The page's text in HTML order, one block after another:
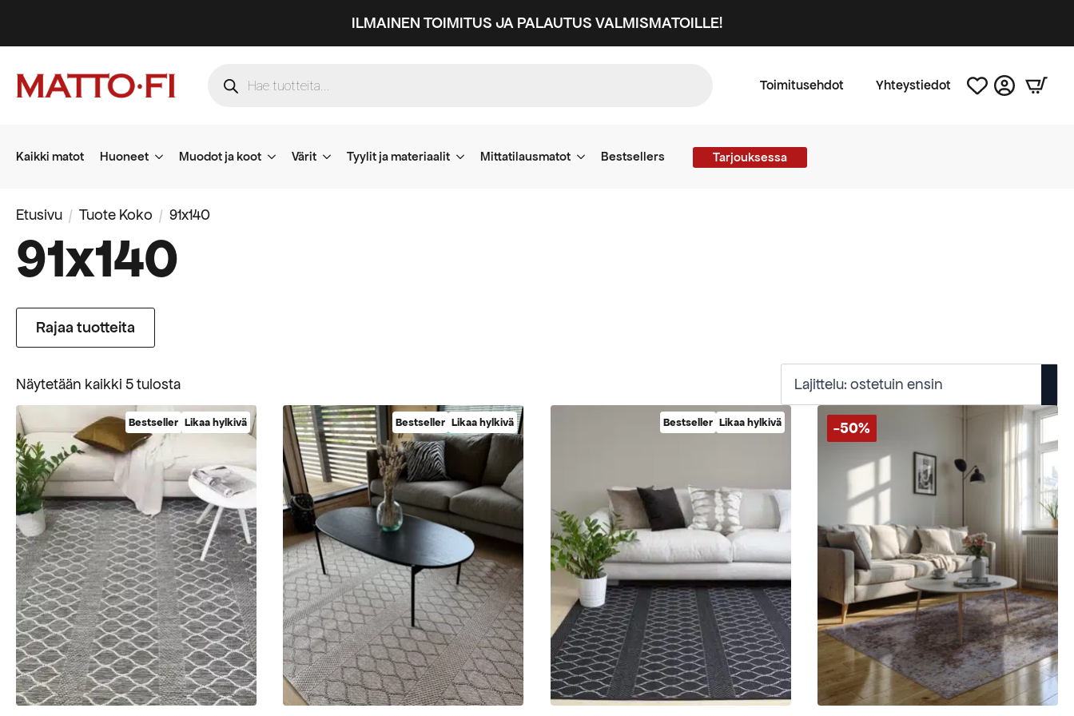
ILMAINEN TOIMITUS JA PALAUTUS VALMISMATOILLE!
search
Toimitusehdot Yhteystiedot
Kaikki matot Huoneet Muodot ja koot Värit Tyylit ja materiaalit Mittatilausmatot Bestsellers Tarjouksessa
Etusivu Tuote Koko 91x140
91x140
Rajaa tuotteita
Näytetään kaikki 5 tulostaSuosituimmat
ensin
Bestseller Likaa hylkivä Bestseller Likaa hylkivä Bestseller Likaa hylkivä -50%